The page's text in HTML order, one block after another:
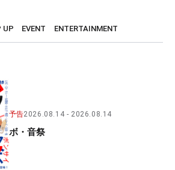
UP EVENT ENTERTAINMENT
予告2026.08.14 2026.08.14
ボ・音祭